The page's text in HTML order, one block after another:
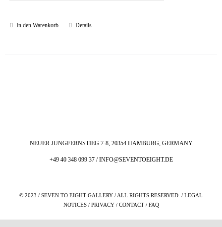
In den Warenkorb Details
NEUER JUNGFERNSTIEG 7-8, 20354 HAMBURG, GERMANY
+49 40 348 099 37 /INFO@SEVENTOEIGHT.DE
© 2023 / SEVEN TO EIGHT GALLERY / ALL RIGHTS RESERVED. / LEGAL
NOTICES / PRIVACY / CONTACT / FAQ